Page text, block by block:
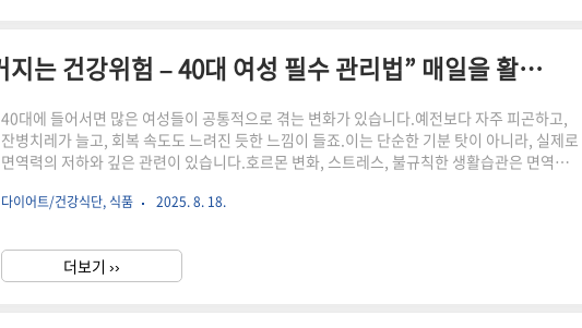
“작아지는 면역력, 커지는 건강위험 – 40대 여성 필수 관리법” 매일을 활력 있게!
40대에 들어서면 많은 여성들이 공통적으로 겪는 변화가 있습니다.예전보다 자주 피곤하고,
잔병치레가 늘고, 회복 속도도 느려진 듯한 느낌이 들죠.이는 단순한 기분 탓이 아니라, 실제로
면역력의 저하와 깊은 관련이 있습니다.호르몬 변화, 스트레스, 불규칙한 생활습관은 면역력을
면역력을 높이고 건강한 몸을 지킬 수 있답니다.이 글에서는 40대 여성이 특히 주목해야 할 면
강 비밀, 지금 시작합니다! 40대 여성, 왜 면역력이 떨어질까?면역력 저하가 불러오는 건강 문
제생활 속 면역력 강화 습관40대 여성을 위한 영양 관리 포인트면역..
다이어트/건강식단, 식품 2025. 8. 18.
더보기 ››